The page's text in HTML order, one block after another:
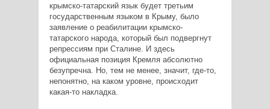
крымско-татарский язык будет третьим
государственным языком в Крыму, было
заявление о реабилитации крымско-
татарского народа, который был подвергнут
репрессиям при Сталине. И здесь
официальная позиция Кремля абсолютно
безупречна. Но, тем не менее, значит, где-то,
непонятно, на каком уровне, происходит
какая-то накладка.